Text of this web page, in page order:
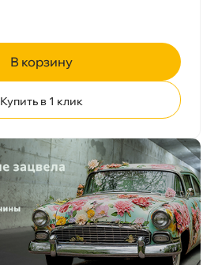
корзину
Купить в 1 клик